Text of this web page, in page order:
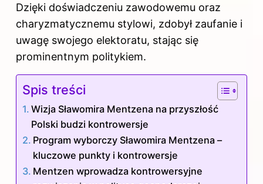
Dzięki doświadczeniu zawodowemu oraz
charyzmatycznemu stylowi, zdobył zaufanie i
uwagę swojego elektoratu, stając się
prominentnym politykiem.
Spis treści
Wizja Sławomira Mentzena na przyszłość
Polski budzi kontrowersje
Program wyborczy Sławomira Mentzena –
kluczowe punkty i kontrowersje
Mentzen wprowadza kontrowersyjne